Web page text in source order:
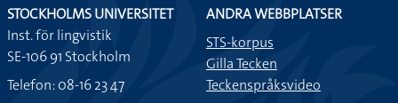
STOCKHOLMS UNIVERSITET
Inst. för lingvistik
SE-106 91 Stockholm
Telefon: 08-16 23 47
ANDRA WEBBPLATSER
STS-korpus
Gilla Tecken
Teckenspråksvideo